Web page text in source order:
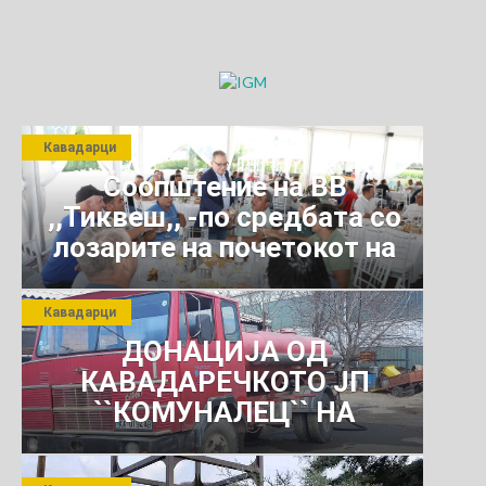
Соопштение на ВВ
,,Тиквеш,, -по средбата со
лозарите на почетокот на
јули 2026 г.
Кавадарци
ДОНАЦИЈА ОД
КАВАДАРЕЧКОТО ЈП
``КОМУНАЛЕЦ`` НА
РОСОМАНСКОТО ЈАВНО
ПРЕТПРИЈАТИЕ ЗА
Кавадарци